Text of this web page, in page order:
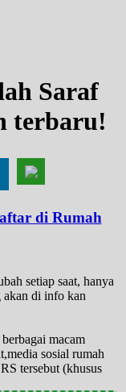
Saraf
terbaru!
di Rumah
setiap saat, hanya
akan di info kan
macam
sosial rumah
tersebut (khusus